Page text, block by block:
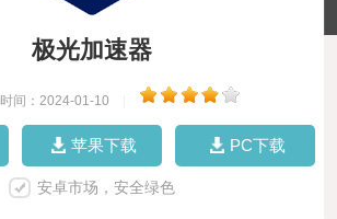
极光加速器
时间：2024-01-10
苹果下载 PC下载
安卓市场，安全绿色